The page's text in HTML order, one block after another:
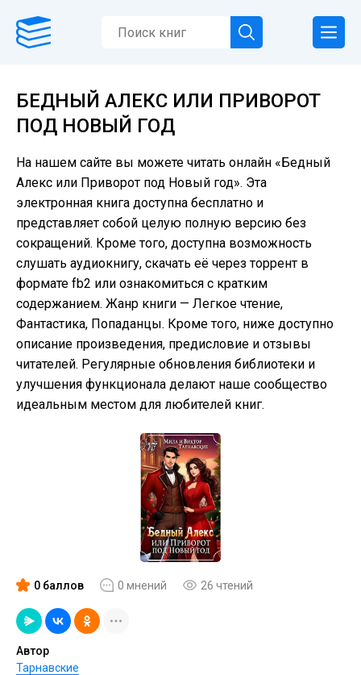
БЕДНЫЙ АЛЕКС ИЛИ ПРИВОРОТ
ПОД НОВЫЙ ГОД
На нашем сайте вы можете читать онлайн «Бедный
Алекс или Приворот под Новый год». Эта
электронная книга доступна бесплатно и
представляет собой целую полную версию без
сокращений. Кроме того, доступна возможность
слушать аудиокнигу, скачать её через торрент в
формате fb2 или ознакомиться с кратким
содержанием. Жанр книги — Легкое чтение,
Фантастика, Попаданцы. Кроме того, ниже доступно
описание произведения, предисловие и отзывы
читателей. Регулярные обновления библиотеки и
улучшения функционала делают наше сообщество
идеальным местом для любителей книг.
0 баллов 0 мнений 26 чтений
Автор
Тарнавские